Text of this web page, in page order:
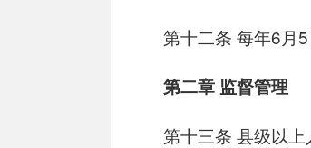
第十二条 每年6月5
第二章 监督管理
第十三条 县级以上